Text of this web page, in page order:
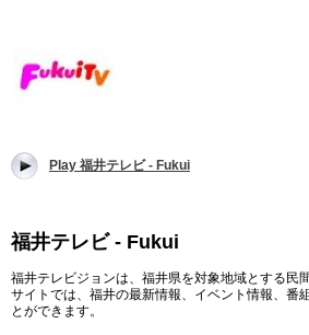
Play 福井テレビ - Fukui
福井テレビ - Fukui
福井テレビジョンは、福井県を対象地域とする民
サイトでは、福井の最新情報、イベント情報、番
とができます。